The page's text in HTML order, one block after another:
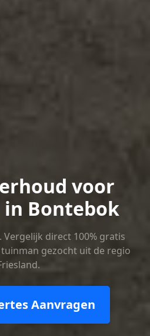
voor
Bontebok
Vergelijk direct 100% gratis
gezocht uit de regio
Aanvragen